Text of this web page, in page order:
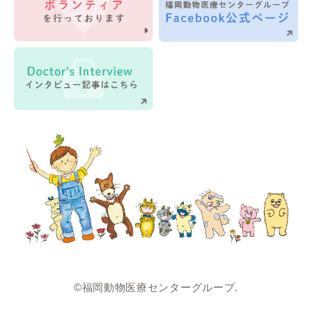
©福岡動物医療センターグループ.